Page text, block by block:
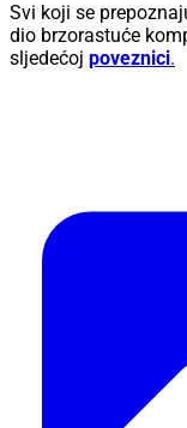
Svi koji se
dio brzorastuće
sljedećoj poveznici.